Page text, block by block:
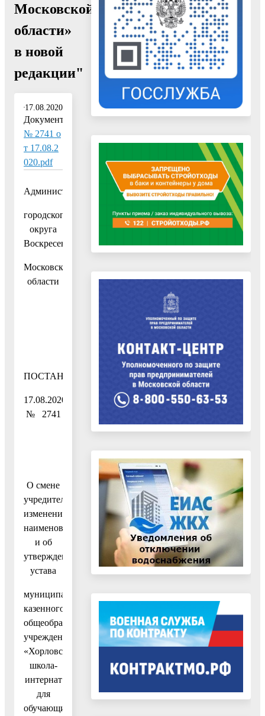
Московской
области»
в новой
редакции"
17.08.2020
Документ:
№ 2741 о
т 17.08.2
020.pdf
Администрация
городского
округа
Воскресенск
Московской
области
ПОСТАНОВЛЕНИЕ
17.08.2020
№ 2741
О смене
учредителя,
изменении
наименования
и об
утверждении
устава
муниципального
казенного
общеобразовательного
учреждения
«Хорловская
школа-
интернат
для
обучающихся